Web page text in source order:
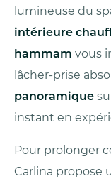
lumineuse du
intérieure
hammam vous
lâcher‑prise
panoramique
instant en
Pour prolonger
Carlina propose